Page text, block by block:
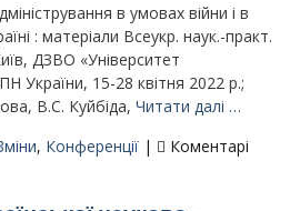
в умовах війни і в
: матеріали Всеукр. наук.-практ.
ДЗВО «Університет
України, 15-28 квітня 2022 р.;
В.С. Куйбіда, Читати далі …
, Конференції |
Коментарі